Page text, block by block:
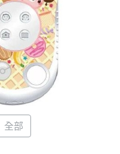
全部